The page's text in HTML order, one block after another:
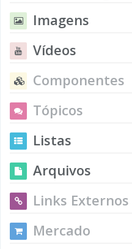
Imagens
Vídeos
Componentes
Tópicos
Listas
Arquivos
Links Externos
Mercado